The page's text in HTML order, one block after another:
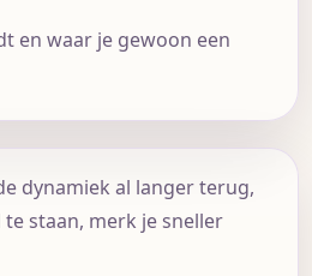
en waar je gewoon een
dynamiek al langer terug,
staan, merk je sneller